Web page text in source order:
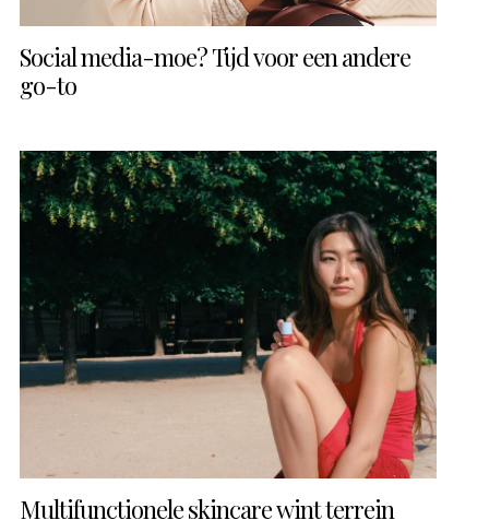
Social media-moe? Tijd voor een andere
go-to
Multifunctionele skincare wint terrein